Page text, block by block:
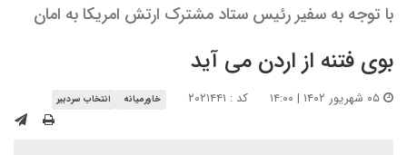
با توجه به سفیر رئیس ستاد مشترک ارتش امریکا به امان
بوی فتنه از اردن می آید
کد : ۲۰۲۱۴۴۱ خاورمیانه انتخاب سردبیر